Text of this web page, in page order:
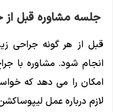
جلسه مشاوره قبل
قبل از هر گونه جراحی
انجام شود. مشاوره با
امکان را می دهد که
لازم درباره عمل